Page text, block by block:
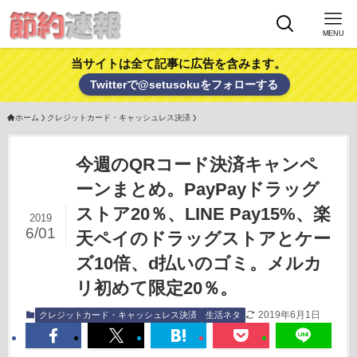
MENU
当サイトは全て記事に広告を含みます。
Twitterで@setusokuをフォローする
ホーム クレジットカード・キャッシュレス決済
今週のQRコード決済キャンペ
ーンまとめ。PayPayドラッグ
ストア20％、LINE Pay15%、楽
天ペイのドラッグストアとケー
ズ10倍、d払いのゴミ。メルカ
リ初めて限定20％。
2019
6/01
クレジットカード・キャッシュレス決済 生活ネタ 2019年6月1日